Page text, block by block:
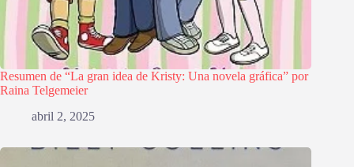
Resumen de “La gran idea de Kristy: Una novela gráfica” por
Raina Telgemeier
abril 2, 2025